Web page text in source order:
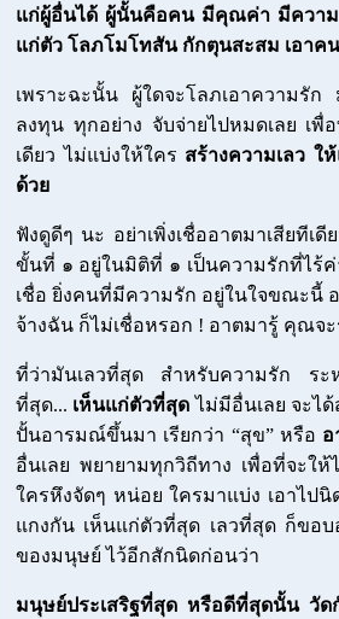
แก่ผู้อื่นได้ ผู้นั้นคือคน มีคุณค่า มีควา
แก่ตัว โลภโมโทสัน กักตุนสะสม เอาค
เพราะฉะนั้น ผู้ใดจะโลภเอาความรั
ลงทุน ทุกอย่าง จับจ่ายไปหมดเลย เ
เดียว ไม่แบ่งให้ใคร สร้างความเลว ใ
ด้วย
ฟังดูดีๆ นะ อย่าเพิ่งเชื่ออาตมาเสียทีเ
ขั้นที่ ๑ อยู่ในมิติที่ ๑ เป็นความรักที่ไร้
เชื่อ ยิ่งคนที่มีความรัก อยู่ในใจขณะนี้ อ
จ้างฉัน ก็ไม่เชื่อหรอก ! อาตมารู้ คุณจะ
ที่ว่ามันเลวที่สุด สำหรับความรัก ร
ที่สุด... เห็นแก่ตัวที่สุด ไม่มีอื่นเลย จะไ
ปั้นอารมณ์ขึ้นมา เรียกว่า “สุข” หรือ อ
อื่นเลย พยายามทุกวิถีทาง เพื่อที่จะใ
ใครหึงจัดๆ หน่อย ใครมาแบ่ง เอาไป
แกงกัน เห็นแก่ตัวที่สุด เลวที่สุด ก็ขอ
ของมนุษย์ ไว้อีกสักนิดก่อนว่า
มนุษย์ประเสริฐที่สุด หรือดีที่สุดนั้น วั